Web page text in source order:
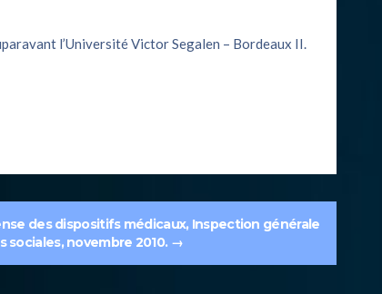
l’Université Victor Segalen – Bordeaux II.
des dispositifs médicaux, Inspection générale
sociales, novembre 2010. →